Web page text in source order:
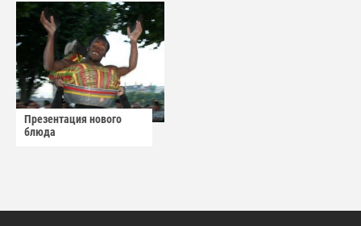
Презентация нового
блюда